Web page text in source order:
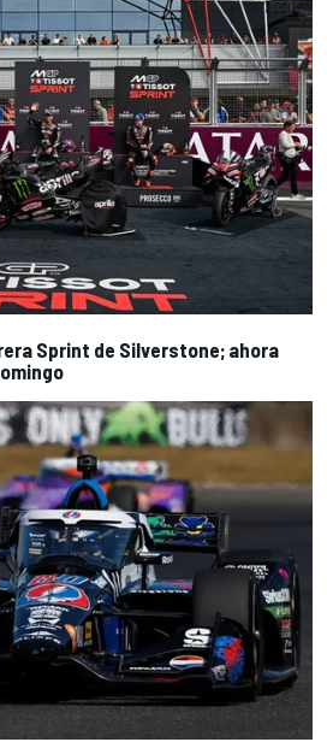
Sprint de Silverstone; ahora